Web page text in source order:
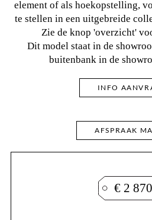
element of als hoekopstelling,
te stellen in een uitgebreide
Zie de knop 'overzicht'
Dit model staat in de
buitenbank in de
INFO
AFSPRAAK
€ 2